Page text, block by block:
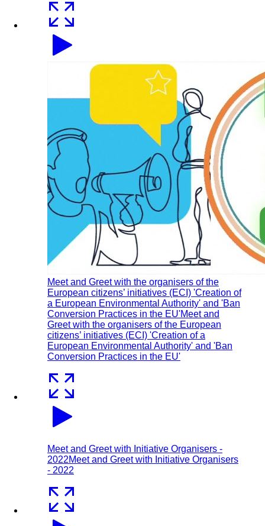
Meet and Greet with the organisers of the
European citizens’ initiatives (ECI) 'Creation of
a European Environmental Authority' and 'Ban
Conversion Practices in the EU'Meet and
Greet with the organisers of the European
citizens’ initiatives (ECI) 'Creation of a
European Environmental Authority' and 'Ban
Conversion Practices in the EU'
Meet and Greet with Initiative Organisers -
2022Meet and Greet with Initiative Organisers
- 2022